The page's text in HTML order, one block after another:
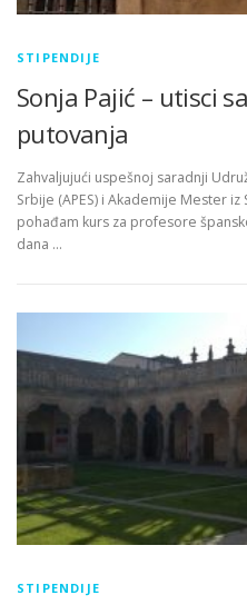
STIPENDIJE
Sonja Pajić – utisci
putovanja
Zahvaljujući uspešnoj saradnji
Srbije (APES) i Akademije Mester
pohađam kurs za profesore
dana …
STIPENDIJE